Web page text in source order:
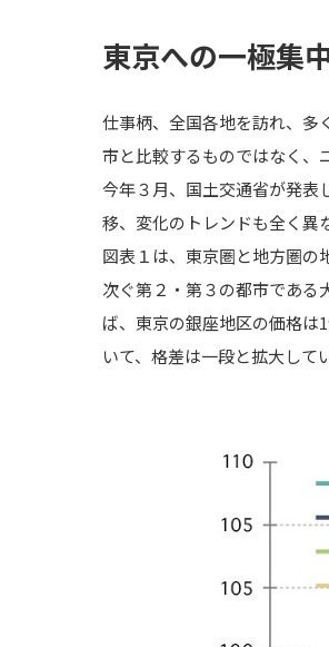
東京への一極集
仕事柄、全国各地を訪れ、多
市と比較するものではなく、
今年３月、国土交通省が発表
移、変化のトレンドも全く異
図表１は、東京圏と地方圏の
次ぐ第２・第３の都市である
ば、東京の銀座地区の価格は
いて、格差は一段と拡大して